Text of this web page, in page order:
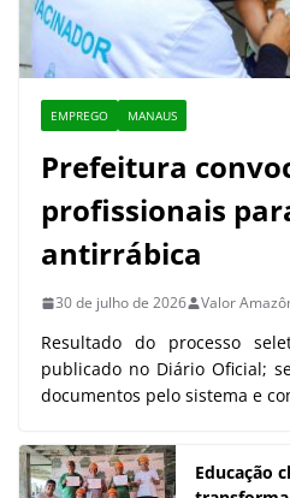
EMPREGO MANAUS
Prefeitura
profissionais
antirrábica
30 de julho de 2026 Valor
Resultado do processo
publicado no Diário Oficial;
documentos pelo sistema e
Educação